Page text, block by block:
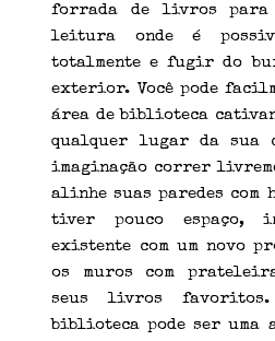
forrada de livros para
leitura onde é
totalmente e fugir do
exterior. Você pode
área de biblioteca
qualquer lugar da sua
imaginação correr
alinhe suas paredes com
tiver pouco espaço,
existente com um novo
os muros com
seus livros favoritos.
biblioteca pode ser uma